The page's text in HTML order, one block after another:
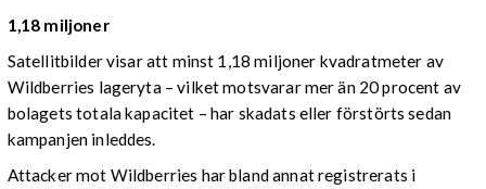
1,18 miljoner
Satellitbilder visar att minst 1,18 miljoner kvadratmeter av
Wildberries lageryta – vilket motsvarar mer än 20 procent av
bolagets totala kapacitet – har skadats eller förstörts sedan
kampanjen inleddes.
Attacker mot Wildberries har bland annat registrerats i